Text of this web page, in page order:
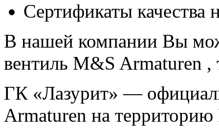
Сертификаты качества
В нашей компании Вы
вентиль M&S Armaturen ,
ГК «Лазурит» —
Armaturen на